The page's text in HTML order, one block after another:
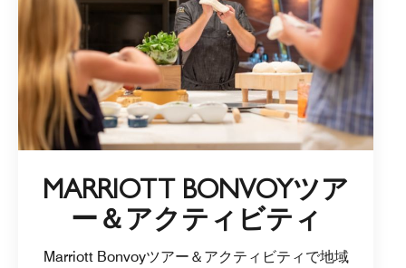
MARRIOTT BONVOYツア
ー＆アクティビティ
Marriott Bonvoyツアー＆アクティビティで地域